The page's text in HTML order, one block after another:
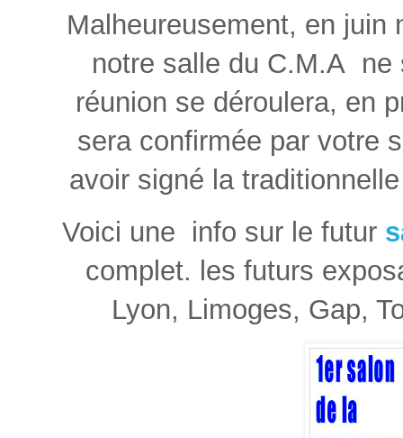
Malheureusement, en juin
notre salle du C.M.A ne
réunion se déroulera, en
sera confirmée par votre
avoir signé la
Voici une info sur le futur
complet. les futurs
Lyon, Limoges, Gap,